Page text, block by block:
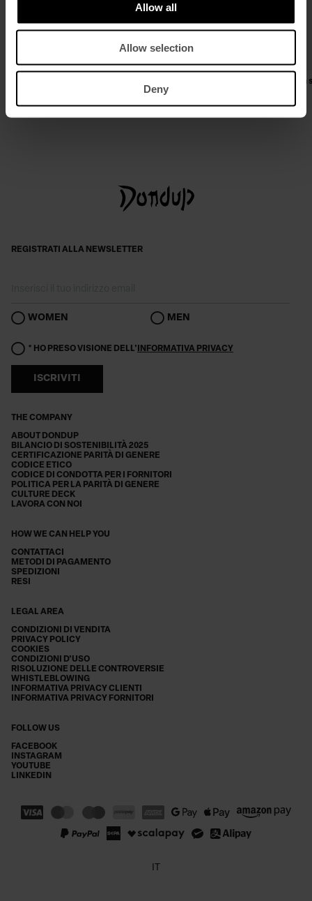
Allow all
Allow selection
Deny
€ 650,00
Jeans Monroe skinny in denim
THE COMPANY
ABOUT DONDUP
BILANCIO DI SOSTENIBILITÀ 2025
CERTIFICAZIONE PARITÀ DI GENERE
CODICE ETICO
CODICE DI CONDOTTA PER I FORNITORI
POLITICA PER LA PARITÀ DI GENERE
CULTURE DECK
LAVORA CON NOI
HOW WE CAN HELP YOU
CONTATTACI
METODI DI PAGAMENTO
SPEDIZIONI
RESI
LEGAL AREA
CONDIZIONI DI VENDITA
PRIVACY POLICY
COOKIES
CONDIZIONI D'USO
RISOLUZIONE DELLE CONTROVERSIE
WHISTLEBLOWING
INFORMATIVA PRIVACY CLIENTI
INFORMATIVA PRIVACY FORNITORI
FOLLOW US
FACEBOOK
INSTAGRAM
YOUTUBE
LINKEDIN
REGISTRATI ALLA NEWSLETTER
WOMEN MEN
* HO PRESO VISIONE DELL' INFORMATIVA PRIVACY
ISCRIVITI
IT